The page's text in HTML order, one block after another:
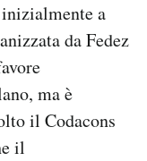
a
da Fedez
ma è
il Codacons
il